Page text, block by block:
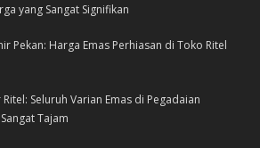
yang Sangat Signifikan
Pekan: Harga Emas Perhiasan di Toko Ritel
Seluruh Varian Emas di Pegadaian
Tajam